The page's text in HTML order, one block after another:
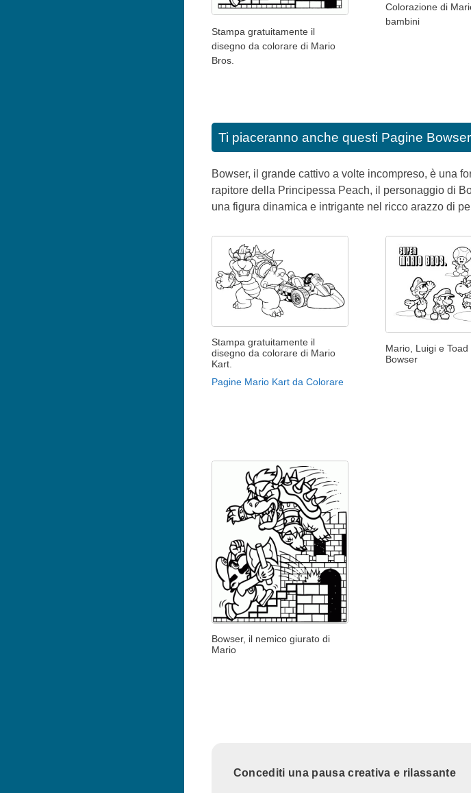
Stampa gratuitamente il
disegno da colorare di Mario
Bros.
Colorazione di
bambini
Ti piaceranno anche questi Pagine
Bowser, il grande cattivo a volte incompreso, è una
rapitore della Principessa Peach, il personaggio di
una figura dinamica e intrigante nel ricco arazzo di
Stampa gratuitamente il
disegno da colorare di Mario
Kart.
Pagine Mario Kart da Colorare
Mario, Luigi e Toad
Bowser
Bowser, il nemico giurato di
Mario
Concediti una pausa creativa e rilassante